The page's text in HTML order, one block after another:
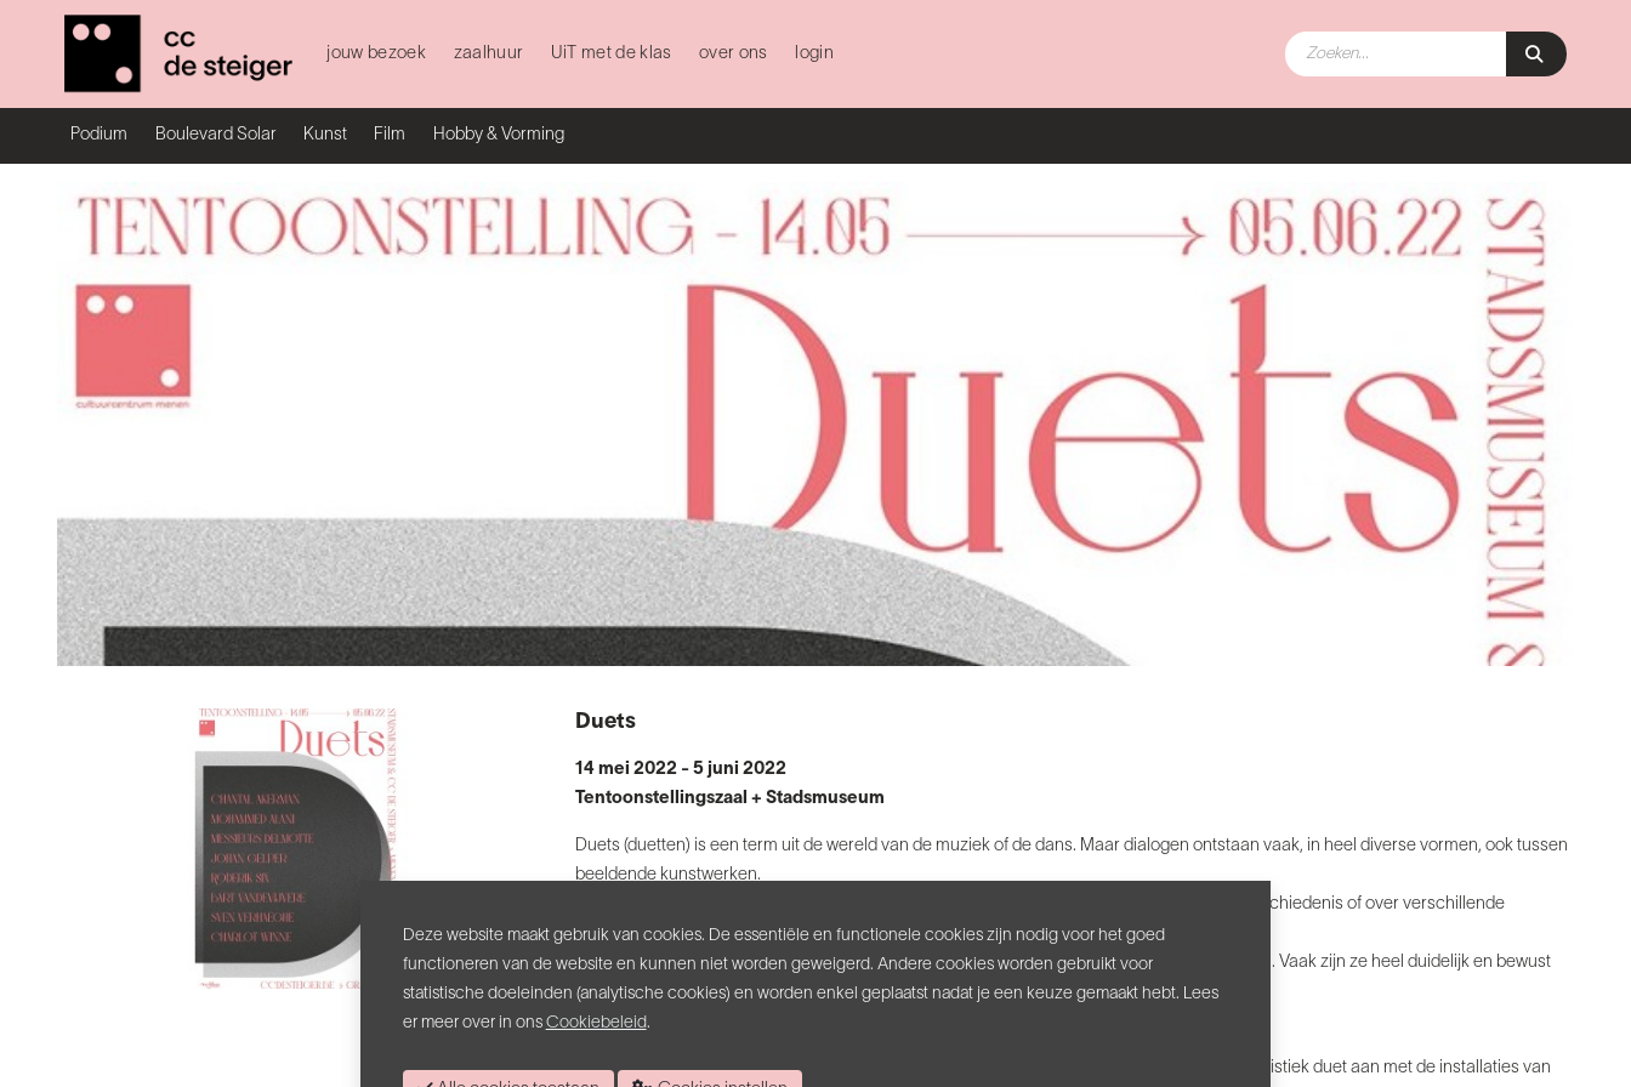
jouw bezoek zaalhuur UiT met de klas over ons login
Podium Boulevard Solar Kunst Film Hobby & Vorming
Duets
14 mei 2022 - 5 juni 2022
Tentoonstellingszaal + Stadsmuseum
Duets (duetten) is een term uit de wereld van de muziek of de dans. Maar dialogen ontstaan vaak, in heel diverse vormen, ook tussen
beeldende kunstwerken.
Je ontdekt ze binnen het oeuvre van een kunstenaar, maar evengoed doorheen de kunstgeschiedenis of over verschillende
kunstvormen heen.
De tentoonstelling Duets vertrok vanuit dat idee. Als bezoeker zal je de duetten zelf ontwaren. Vaak zijn ze heel duidelijk en bewust
gecreëerd, soms subtiel en steeds voor persoonlijke interpretatie vatbaar.
Bart Vandevijvere deed dat met Johan Gelper. De schilderijen van Vandevijvere gaan een artistiek duet aan met de installaties van
Deze website maakt gebruik van cookies. De essentiële en functionele cookies zijn nodig voor het goed
functioneren van de website en kunnen niet worden geweigerd. Andere cookies worden gebruikt voor
statistische doeleinden (analytische cookies) en worden enkel geplaatst nadat je een keuze gemaakt hebt. Lees
er meer over in ons Cookiebeleid.